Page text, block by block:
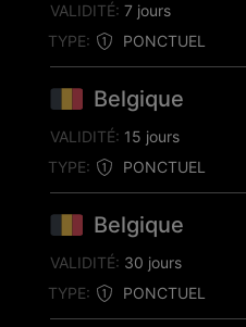
TYPE: PONCTUEL
VALIDITÉ: 7 jours
Belgique
TYPE: PONCTUEL
VALIDITÉ: 15 jours
Belgique
TYPE: PONCTUEL
VALIDITÉ: 30 jours